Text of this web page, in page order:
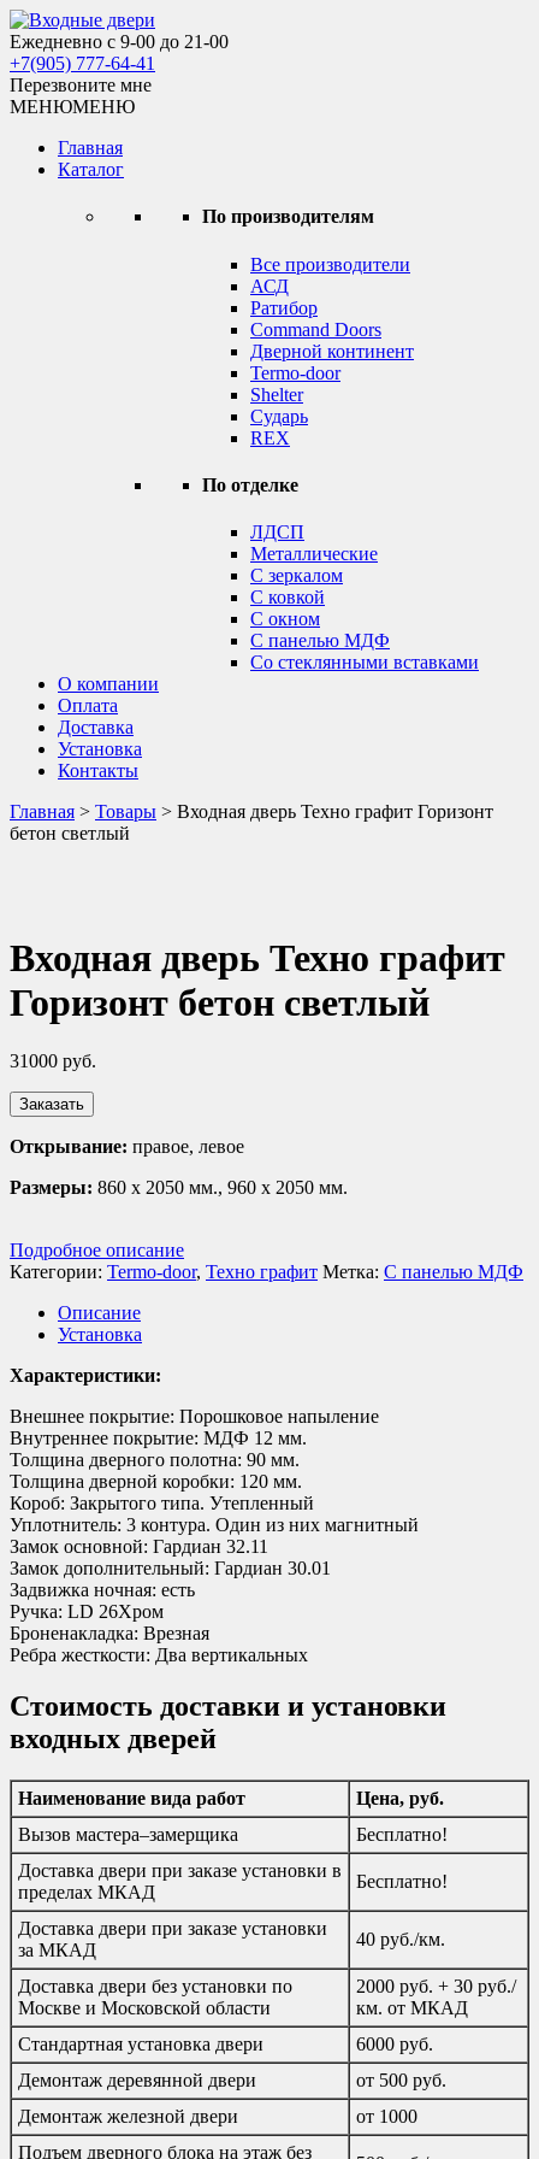
Skip
to
content
Входные двери
Ежедневно с 9-00 до 21-00
+7(905) 777-64-41
Перезвоните мне
МЕНЮМЕНЮ
Главная
Каталог
По производителям
Все производители
АСД
Ратибор
Command Doors
Дверной континент
Termo-door
Shelter
Сударь
REX
По отделке
ЛДСП
Металлические
С зеркалом
С ковкой
С окном
С панелью МДФ
Со стеклянными вставками
О компании
Оплата
Доставка
Установка
Контакты
Главная > Товары > Входная дверь Техно графит Горизонт
бетон светлый
Входная дверь Техно графит
Горизонт бетон светлый
31000 руб.
Заказать
Открывание: правое, левое
Размеры: 860 х 2050 мм., 960 х 2050 мм.
Подробное описание
Категории: Termo-door, Техно графит Метка: С панелью МДФ
Описание
Установка
Характеристики:
Внешнее покрытие: Порошковое напыление
Внутреннее покрытие: МДФ 12 мм.
Толщина дверного полотна: 90 мм.
Толщина дверной коробки: 120 мм.
Короб: Закрытого типа. Утепленный
Уплотнитель: 3 контура. Один из них магнитный
Замок основной: Гардиан 32.11
Замок дополнительный: Гардиан 30.01
Задвижка ночная: есть
Ручка: LD 26Хром
Броненакладка: Врезная
Ребра жесткости: Два вертикальных
Стоимость доставки и установки
входных дверей
Наименование вида работ
Цена, руб.
Вызов мастера–замерщика
Бесплатно!
Доставка двери при заказе установки в
пределах МКАД
Бесплатно!
Доставка двери при заказе установки
за МКАД
40 руб./км.
Доставка двери без установки по
Москве и Московской области
2000 руб. + 30 руб./
км. от МКАД
Стандартная установка двери
6000 руб.
Демонтаж деревянной двери
от 500 руб.
Демонтаж железной двери
от 1000
Подъем дверного блока на этаж без